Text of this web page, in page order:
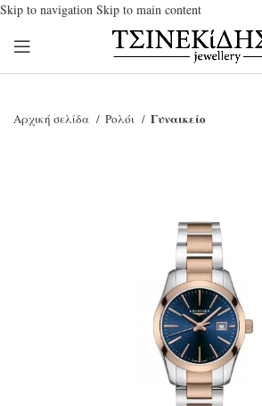
Skip to navigation Skip to main content
Αρχική σελίδα Ρολόι Γυναικείο